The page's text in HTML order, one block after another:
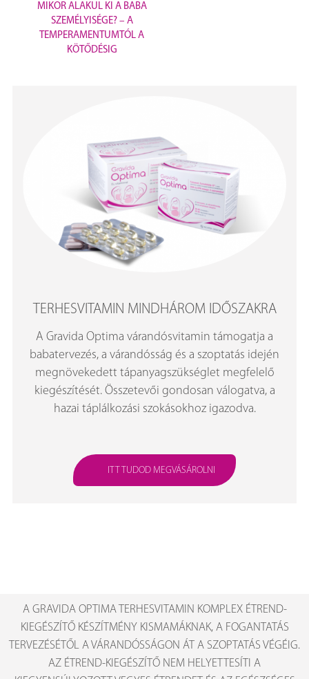
MIKOR ALAKUL KI A BABA
SZEMÉLYISÉGE? – A
TEMPERAMENTUMTÓL A
KÖTŐDÉSIG
TERHESVITAMIN MINDHÁROM IDŐSZAKRA
A Gravida Optima várandósvitamin támogatja a
babatervezés, a várandósság és a szoptatás idején
megnövekedett tápanyagszükséglet megfelelő
kiegészítését. Összetevői gondosan válogatva, a
hazai táplálkozási szokásokhoz igazodva.
ITT TUDOD MEGVÁSÁROLNI
A GRAVIDA OPTIMA TERHESVITAMIN KOMPLEX ÉTREND-
KIEGÉSZÍTŐ KÉSZÍTMÉNY KISMAMÁKNAK, A FOGANTATÁS
TERVEZÉSÉTŐL A VÁRANDÓSSÁGON ÁT A SZOPTATÁS VÉGÉIG.
AZ ÉTREND-KIEGÉSZÍTŐ NEM HELYETTESÍTI A